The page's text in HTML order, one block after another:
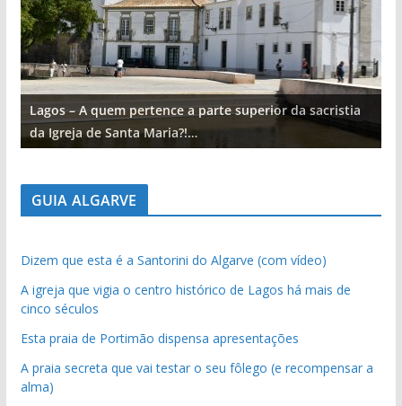
Lagos – A quem pertence a parte superior da sacristia
da Igreja de Santa Maria?!…
GUIA ALGARVE
Dizem que esta é a Santorini do Algarve (com vídeo)
A igreja que vigia o centro histórico de Lagos há mais de
cinco séculos
Esta praia de Portimão dispensa apresentações
A praia secreta que vai testar o seu fôlego (e recompensar a
alma)